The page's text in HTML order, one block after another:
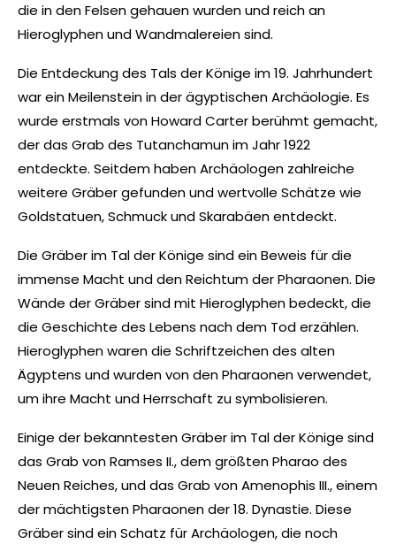
die in den Felsen gehauen wurden und reich an
Hieroglyphen und Wandmalereien sind.
Die Entdeckung des Tals der Könige im 19. Jahrhundert
war ein Meilenstein in der ägyptischen Archäologie. Es
wurde erstmals von Howard Carter berühmt gemacht,
der das Grab des Tutanchamun im Jahr 1922
entdeckte. Seitdem haben Archäologen zahlreiche
weitere Gräber gefunden und wertvolle Schätze wie
Goldstatuen, Schmuck und Skarabäen entdeckt.
Die Gräber im Tal der Könige sind ein Beweis für die
immense Macht und den Reichtum der Pharaonen. Die
Wände der Gräber sind mit Hieroglyphen bedeckt, die
die Geschichte des Lebens nach dem Tod erzählen.
Hieroglyphen waren die Schriftzeichen des alten
Ägyptens und wurden von den Pharaonen verwendet,
um ihre Macht und Herrschaft zu symbolisieren.
Einige der bekanntesten Gräber im Tal der Könige sind
das Grab von Ramses II., dem größten Pharao des
Neuen Reiches, und das Grab von Amenophis III., einem
der mächtigsten Pharaonen der 18. Dynastie. Diese
Gräber sind ein Schatz für Archäologen, die noch